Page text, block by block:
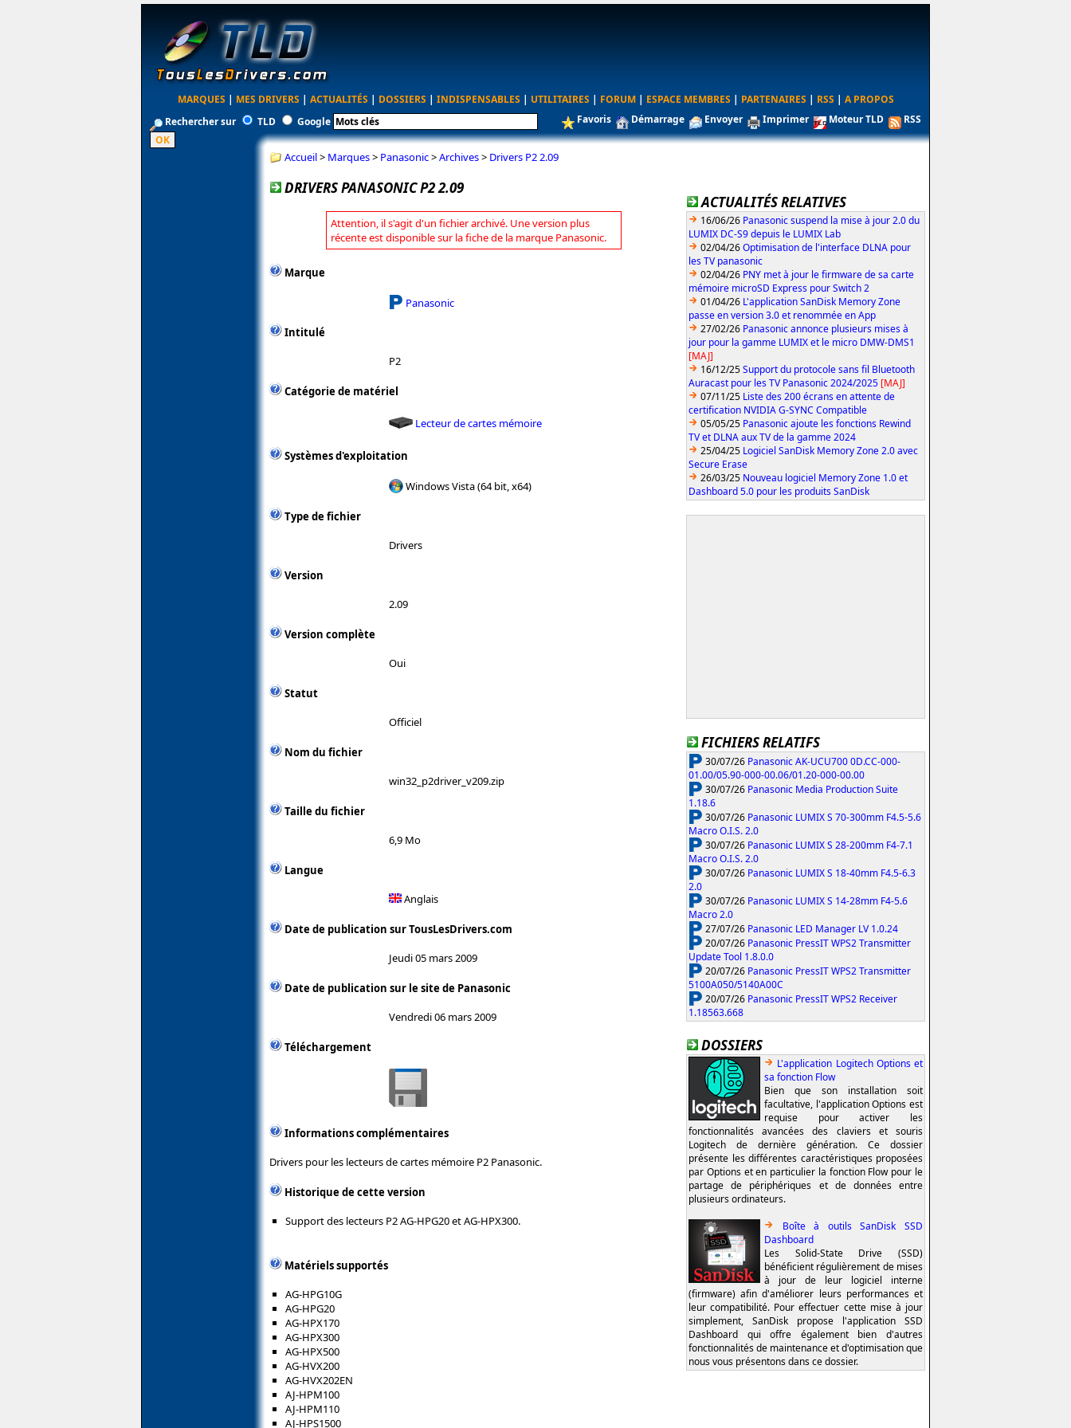
MARQUES | MES DRIVERS | ACTUALITÉS | DOSSIERS | INDISPENSABLES | UTILITAIRES | FORUM | ESPACE MEMBRES | PARTENAIRES | RSS | A PROPOS
Rechercher sur
TLD Google Favoris Démarrage Envoyer Imprimer Moteur TLD RSS
Accueil> Marques> Panasonic>Archives> Drivers P2 2.09
DRIVERS PANASONIC P2 2.09
Attention, il s'agit d'un fichier archivé. Une version plus
récente est disponible sur la fiche de la marque Panasonic.
Marque
Panasonic
Intitulé
P2
Catégorie de matériel
Lecteur de cartes mémoire
Systèmes d'exploitation
Windows Vista (64 bit, x64)
Type de fichier
Drivers
Version
2.09
Version complète
Oui
Statut
Officiel
Nom du fichier
win32_p2driver_v209.zip
Taille du fichier
6,9 Mo
Langue
Anglais
Date de publication sur TousLesDrivers.com
Jeudi 05 mars 2009
Date de publication sur le site de Panasonic
Vendredi 06 mars 2009
Téléchargement
Informations complémentaires
Drivers pour les lecteurs de cartes mémoire P2 Panasonic.
Historique de cette version
Support des lecteurs P2 AG-HPG20 et AG-HPX300.
Matériels supportés
AG-HPG10G
AG-HPG20
AG-HPX170
AG-HPX300
AG-HPX500
AG-HVX200
AG-HVX202EN
AJ-HPM100
AJ-HPM110
AJ-HPS1500
ACTUALITÉS RELATIVES
16/06/26 Panasonic suspend la mise à jour 2.0 du
LUMIX DC-S9 depuis le LUMIX Lab
02/04/26Optimisation de l'interface DLNA pour
les TV panasonic
02/04/26 PNY met à jour le firmware de sa carte
mémoire microSD Express pour Switch 2
01/04/26 L'application SanDisk Memory Zone
passe en version 3.0 et renommée en App
27/02/26 Panasonic annonce plusieurs mises à
jour pour la gamme LUMIX et le micro DMW-DMS1
[MAJ]
16/12/25Support du protocole sans fil Bluetooth
Auracast pour les TV Panasonic 2024/2025 [MAJ]
07/11/25 Liste des 200 écrans en attente de
certification NVIDIA G-SYNC Compatible
05/05/25 Panasonic ajoute les fonctions Rewind
TV et DLNA aux TV de la gamme 2024
25/04/25 Logiciel SanDisk Memory Zone 2.0 avec
Secure Erase
26/03/25 Nouveau logiciel Memory Zone 1.0 et
Dashboard 5.0 pour les produits SanDisk
FICHIERS RELATIFS
30/07/26 Panasonic AK-UCU700 0D.CC-000-
01.00/05.90-000-00.06/01.20-000-00.00
30/07/26 Panasonic Media Production Suite
1.18.6
30/07/26 Panasonic LUMIX S 70-300mm F4.5-5.6
Macro O.I.S. 2.0
30/07/26 Panasonic LUMIX S 28-200mm F4-7.1
Macro O.I.S. 2.0
30/07/26 Panasonic LUMIX S 18-40mm F4.5-6.3
2.0
30/07/26 Panasonic LUMIX S 14-28mm F4-5.6
Macro 2.0
27/07/26 Panasonic LED Manager LV 1.0.24
20/07/26 Panasonic PressIT WPS2 Transmitter
Update Tool 1.8.0.0
20/07/26 Panasonic PressIT WPS2 Transmitter
5100A050/5140A00C
20/07/26 Panasonic PressIT WPS2 Receiver
1.18563.668
DOSSIERS
L'application Logitech Options et
sa fonction Flow
Bien que son installation soit
facultative, l'application Options est
requise pour activer les
fonctionnalités avancées des claviers et souris
Logitech de dernière génération. Ce dossier
présente les différentes caractéristiques proposées
par Options et en particulier la fonction Flow pour le
partage de périphériques et de données entre
plusieurs ordinateurs.
Boîte à outils SanDisk SSD
Dashboard
Les Solid-State Drive (SSD)
bénéficient régulièrement de mises
à jour de leur logiciel interne
(firmware) afin d'améliorer leurs performances et
leur compatibilité. Pour effectuer cette mise à jour
simplement, SanDisk propose l'application SSD
Dashboard qui offre également bien d'autres
fonctionnalités de maintenance et d'optimisation que
nous vous présentons dans ce dossier.